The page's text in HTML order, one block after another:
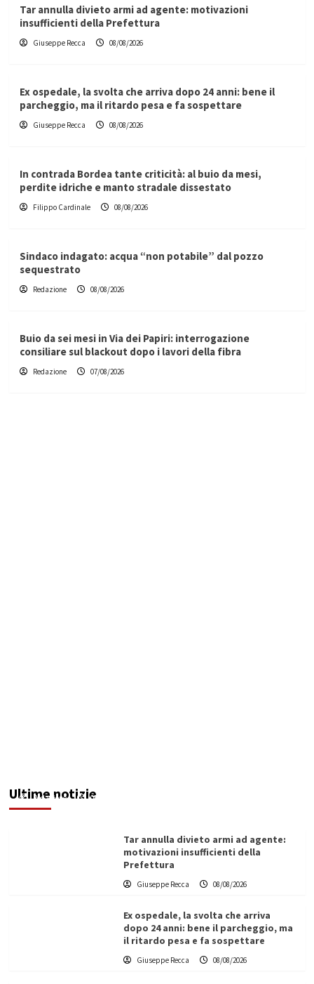
Tar annulla divieto armi ad agente: motivazioni
insufficienti della Prefettura
Giuseppe Recca 08/08/2026
Ex ospedale, la svolta che arriva dopo 24 anni: bene il
parcheggio, ma il ritardo pesa e fa sospettare
Giuseppe Recca 08/08/2026
In contrada Bordea tante criticità: al buio da mesi,
perdite idriche e manto stradale dissestato
Filippo Cardinale 08/08/2026
Sindaco indagato: acqua “non potabile” dal pozzo
sequestrato
Redazione 08/08/2026
Buio da sei mesi in Via dei Papiri: interrogazione
consiliare sul blackout dopo i lavori della fibra
Redazione 07/08/2026
Ultime notizie
Redazione 08/08/2026
Tar annulla divieto armi ad agente:
motivazioni insufficienti della
Prefettura
Giuseppe Recca 08/08/2026
Ex ospedale, la svolta che arriva
dopo 24 anni: bene il parcheggio, ma
il ritardo pesa e fa sospettare
Giuseppe Recca 08/08/2026